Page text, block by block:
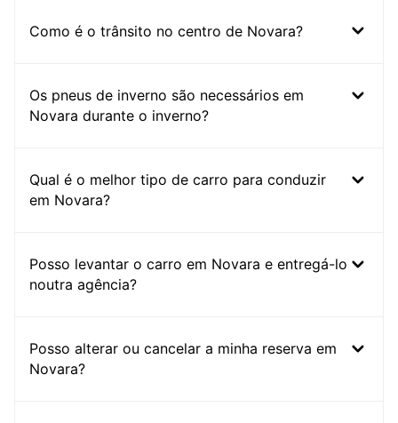
Como é o trânsito no centro de Novara?
Os pneus de inverno são necessários em
Novara durante o inverno?
Qual é o melhor tipo de carro para conduzir
em Novara?
Posso levantar o carro em Novara e entregá-lo
noutra agência?
Posso alterar ou cancelar a minha reserva em
Novara?